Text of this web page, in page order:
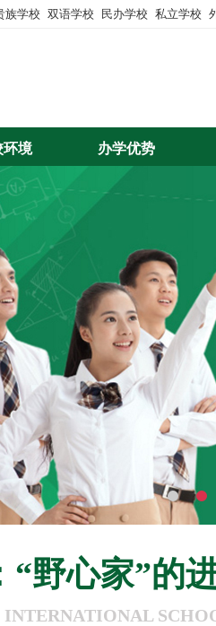
族学校 双语学校 民办学校 私立学校
环境 办学优势
“野心家”的
INTERNATIONAL